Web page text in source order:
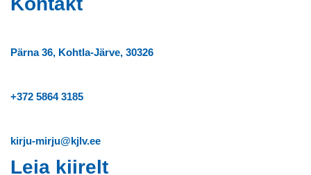
Pärna 36, Kohtla-Järve, 30326
+372 5864 3185
kirju-mirju@kjlv.ee
Leia kiirelt